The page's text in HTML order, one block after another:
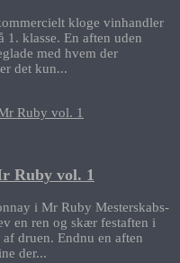
kloge vinhandler
klasse. En aften uden
med hvem der
det kun...
Ruby vol. 1
i Mr Ruby Mesterskabs-
en ren og skær festaften i
druen. Endnu en aften
der...